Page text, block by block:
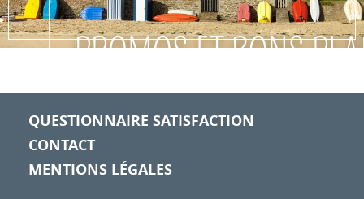
io
us
t
QUESTIONNAIRE SATISFACTION
CONTACT
MENTIONS LÉGALES